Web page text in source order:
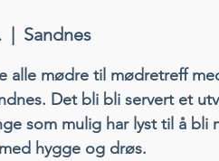
  |
Sandnes
alle mødre til mødretreff
Det bli bli servert et
som mulig har lyst til å bli
hygge og drøs.